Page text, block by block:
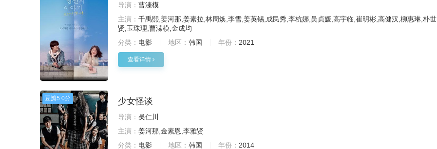
导演： 曹溱模
主演： 千禹熙,姜河那,姜素拉,林周焕,李雪,姜英锡,成民秀,李杭娜,吴贞媛,高宇临,崔明彬,高健汉,柳惠琳,朴世
贤,玉珠理,曹溱模,金成均
分类： 电影 地区： 韩国 年份： 2021
查看详情
豆瓣5.0分 少女怪谈
导演： 吴仁川
主演： 姜河那,金素恩,李雅贤
分类： 电影 地区： 韩国 年份： 2014